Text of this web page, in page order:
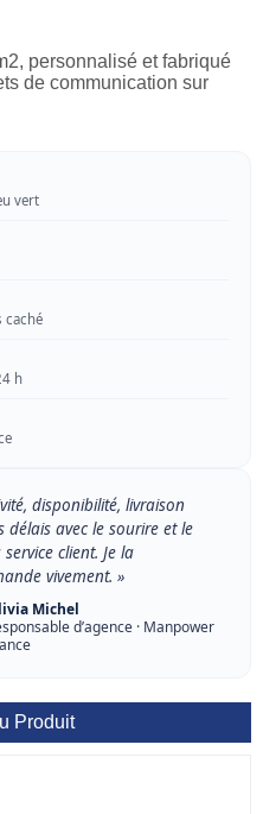
personnalisé et fabriqué
de communication sur
vert
caché
h
disponibilité, livraison
délais avec le sourire et le
client. Je la
vivement. »
Michel
d’agence · Manpower
Produit